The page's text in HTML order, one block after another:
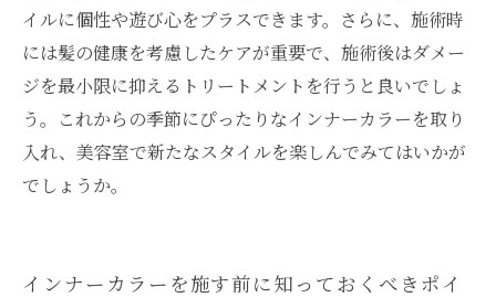
イルに個性や遊び心をプラスできます。さらに、施術時
には髪の健康を考慮したケアが重要で、施術後はダメー
ジを最小限に抑えるトリートメントを行うと良いでしょ
う。これからの季節にぴったりなインナーカラーを取り
入れ、美容室で新たなスタイルを楽しんでみてはいかが
でしょうか。
インナーカラーを施す前に知っておくべきポイ